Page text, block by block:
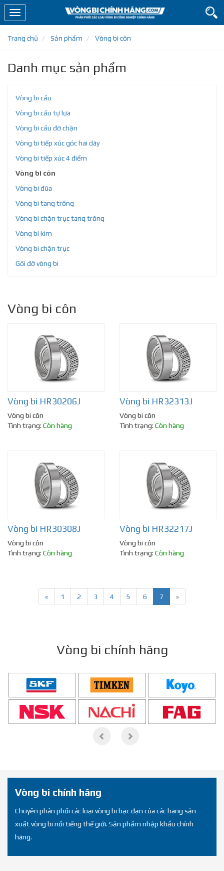
Toggle
navigation
Trang chủ
Sản phẩm Vòng bi côn
Danh mục sản phẩm
Vòng bi cầu
Vòng bi cầu tự lựa
Vòng bi cầu đỡ chặn
Vòng bi tiếp xúc góc hai dãy
Vòng bi tiếp xúc 4 điểm
Vòng bi côn
Vòng bi đũa
Vòng bi tang trống
Vòng bi chặn trục tang trống
Vòng bi kim
Vòng bi chặn trục
Gối đỡ vòng bi
Vòng bi côn
Vòng bi HR30206J
Vòng bi côn
Tình trạng: Còn hàng
Vòng bi HR32313J
Vòng bi côn
Tình trạng: Còn hàng
Vòng bi HR30308J
Vòng bi côn
Tình trạng: Còn hàng
Vòng bi HR32217J
Vòng bi côn
Tình trạng: Còn hàng
« 1 2 3 4 5 6 7 »
Vòng bi chính hãng
Previous
Vòng bi chính hãng
Chuyên phân phối các loại vòng bi bạc đạn của các hãng sản
xuất vòng bi nổi tiếng thế giới. Sản phẩm nhập khẩu chính
hãng.